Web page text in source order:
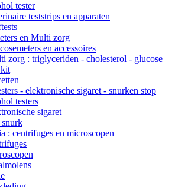
tester
teststrips en apparaten
en Multi zorg
en accessoires
zorg : triglyceriden - cholesterol - glucose
kit
- elektronische sigaret - snurken stop
testers
sigaret
: centrifuges en microscopen